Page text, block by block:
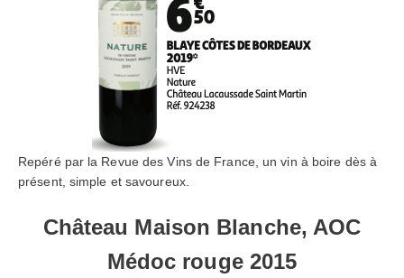
Repéré par la Revue des Vins de France, un vin à boire dès à
présent, simple et savoureux.
Château Maison Blanche, AOC
Médoc rouge 2015